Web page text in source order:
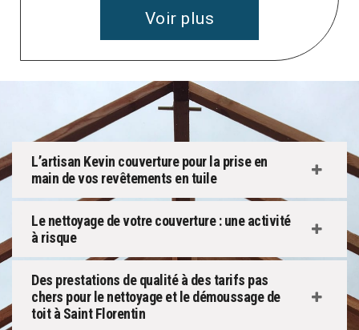
Voir plus
L’artisan Kevin couverture pour la prise en
main de vos revêtements en tuile
Le nettoyage de votre couverture : une activité
à risque
Des prestations de qualité à des tarifs pas
chers pour le nettoyage et le démoussage de
toit à Saint Florentin